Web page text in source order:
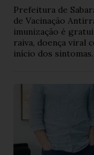
Prefeitura de
de Vacinação
imunização é
raiva, doença viral
início dos sintomas.